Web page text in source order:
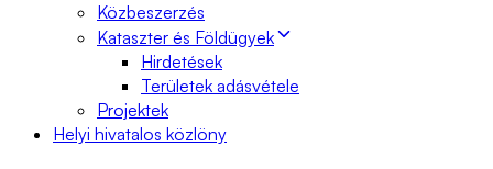
Közbeszerzés
Kataszter és Földügyek
Hirdetések
Területek adásvétele
Projektek
Helyi hivatalos közlöny